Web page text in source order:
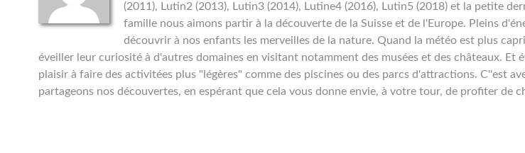
(2011), Lutin2 (2013), Lutin3 (2014), Lutine4 (2016), Lutin5 (2018) et la petite
famille nous aimons partir à la découverte de la Suisse et de l'Europe. Pleins
découvrir à nos enfants les merveilles de la nature. Quand la météo est plus
éveiller leur curiosité à d'autres domaines en visitant notamment des musées et des châteaux. Et
plaisir à faire des activitées plus "légères" comme des piscines ou des parcs d'attractions. C''est
partageons nos découvertes, en espérant que cela vous donne envie, à votre tour, de profiter de